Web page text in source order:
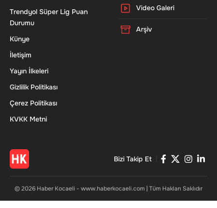
Trendyol Süper Lig Puan
Durumu
Künye
İletişim
Yayın İlkeleri
Gizlilik Politikası
Çerez Politikası
KVKK Metni
Video Galeri
Arşiv
Bizi Takip Et
© 2026 Haber Kocaeli - www.haberkocaeli.com | Tüm Hakları Saklıdır